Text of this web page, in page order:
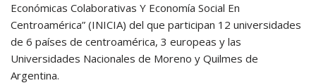
Económicas Colaborativas Y Economía Social En
Centroamérica” (INICIA) del que participan 12 universidades
de 6 países de centroamérica, 3 europeas y las
Universidades Nacionales de Moreno y Quilmes de
Argentina.